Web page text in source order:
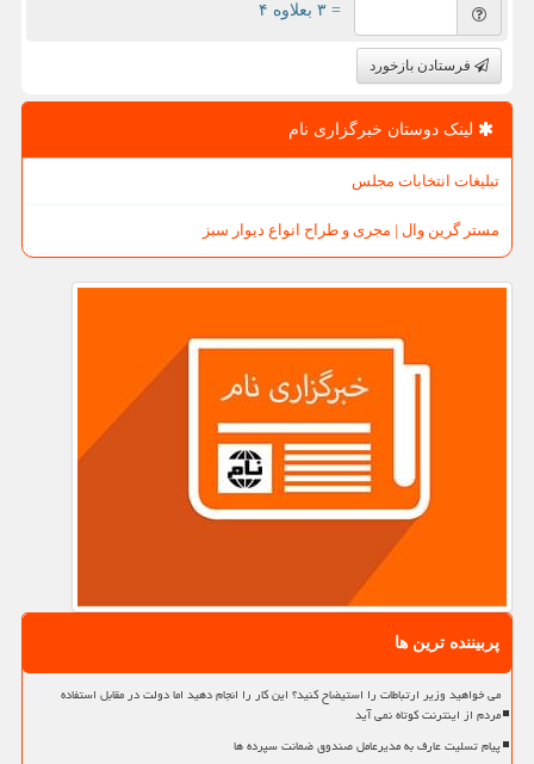
= ۳ بعلاوه ۴
فرستادن بازخورد
لینک دوستان خبرگزاری نام
تبلیغات انتخابات مجلس
مستر گرین وال | مجری و طراح انواع دیوار سبز
پربیننده ترین ها
می خواهید وزیر ارتباطات را استیضاح کنید؟ این کار را انجام دهید اما دولت در مقابل استفاده
مردم از اینترنت کوتاه نمی آید
پیام تسلیت عارف به مدیرعامل صندوق ضمانت سپرده ها